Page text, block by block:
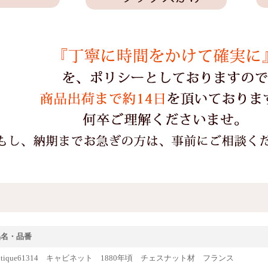
・品番
キャビネット 1880年頃 チェスナット材 フランス